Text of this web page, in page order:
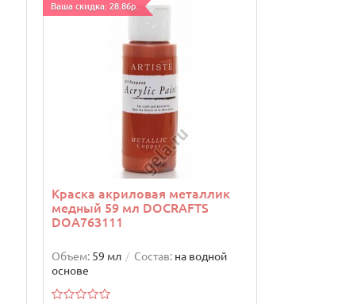
Ваша скидка: 28.86р.
Краска акриловая металлик
медный 59 мл DOCRAFTS
DOA763111
Объем: 59 мл Состав: на водной
основе